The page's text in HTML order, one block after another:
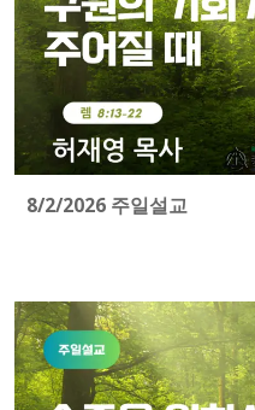
8/2/2026 주일설교